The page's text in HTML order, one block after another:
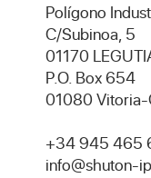
Polígono
C/Subinoa, 5
01170
P.O. Box 654
01080 Vitoria-
+34 945 465
info@shuton-